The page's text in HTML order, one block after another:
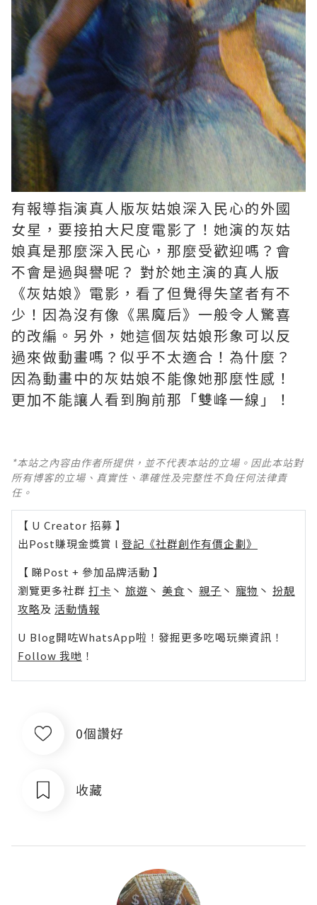
有報導指演真人版灰姑娘深入民心的外國
女星，要接拍大尺度電影了！她演的灰姑
娘真是那麼深入民心，那麼受歡迎嗎？會
不會是過與譽呢？ 對於她主演的真人版
《灰姑娘》電影，看了但覺得失望者有不
少！因為沒有像《黑魔后》一般令人驚喜
的改編。另外，她這個灰姑娘形象可以反
過來做動畫嗎？似乎不太適合！為什麼？
因為動畫中的灰姑娘不能像她那麼性感！
更加不能讓人看到胸前那「雙峰一線」！
*本站之內容由作者所提供，並不代表本站的立場。因此本站對
所有博客的立場、真實性、準確性及完整性不負任何法律責
任。
【 U Creator 招募 】
出Post賺現金獎賞 l 登記《社群創作有價企劃》
【 睇Post + 參加品牌活動 】
瀏覽更多社群 打卡 丶 旅遊 丶 美食 丶 親子 丶 寵物 丶 扮靚
攻略及 活動情報
U Blog開咗WhatsApp啦！發掘更多吃喝玩樂資訊！
Follow 我哋 ！
0個讚好
收藏